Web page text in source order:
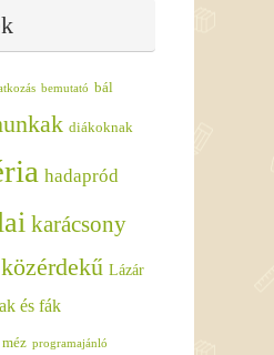
bemutató bál
diákoknak
hadapród
karácsony
közérdekű Lázár
és fák
méz programajánló